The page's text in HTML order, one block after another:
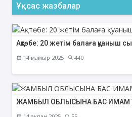
Ұқсас жазбалар
Ақтөбе: 20 жетім балаға қуаныш
14 мамыр 2025 440
ЖАМБЫЛ ОБЛЫСЫНА БАС ИМАМ